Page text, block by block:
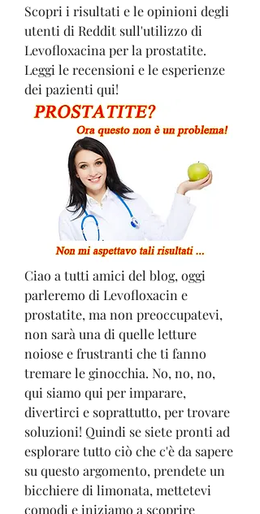
Scopri i risultati e le opinioni degli
utenti di Reddit sull'utilizzo di
Levofloxacina per la prostatite.
Leggi le recensioni e le esperienze
dei pazienti qui!
Ciao a tutti amici del blog, oggi
parleremo di Levofloxacin e
prostatite, ma non preoccupatevi,
non sarà una di quelle letture
noiose e frustranti che ti fanno
tremare le ginocchia. No, no, no,
qui siamo qui per imparare,
divertirci e soprattutto, per trovare
soluzioni! Quindi se siete pronti ad
esplorare tutto ciò che c'è da sapere
su questo argomento, prendete un
bicchiere di limonata, mettetevi
comodi e iniziamo a scoprire